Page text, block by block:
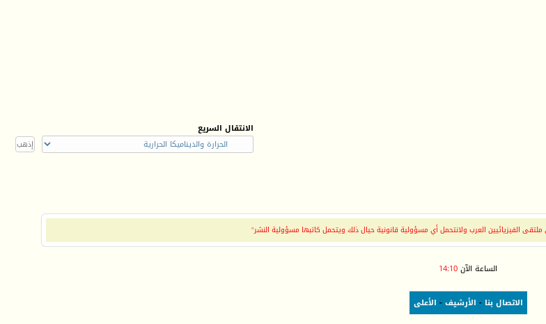
الانتقال السريع
ملتقى الفيزيائيين العرب ولانتحمل أي مسؤولية قانونية حيال ذلك ويتحمل كاتبها مسؤولية النشر"
الساعة الآن14:10
الاتصال بنا - الأرشيف- الأعلى